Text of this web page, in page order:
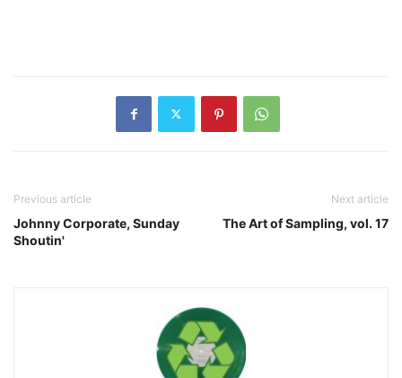
Previous article
Johnny Corporate, Sunday
Shoutin'
Next article
The Art of Sampling, vol. 17